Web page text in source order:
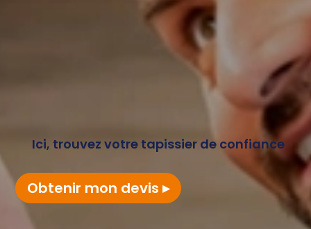
Ici, trouvez votre tapissier de confiance
Obtenir mon devis